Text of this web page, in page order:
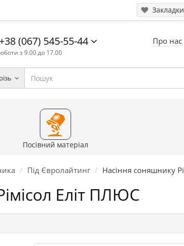
Закладки
+38 (067) 545-55-44
з 9.00 до 17.00
Про нас
Посівний матеріал
Під Євролайтинг Насіння соняшнику
Еліт ПЛЮС